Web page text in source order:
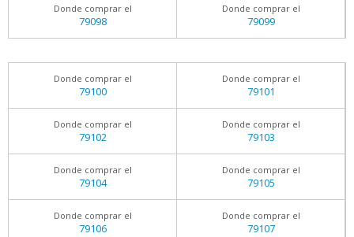
Donde comprar el
79098
Donde comprar el
79099
Donde comprar el
79100
Donde comprar el
79101
Donde comprar el
79102
Donde comprar el
79103
Donde comprar el
79104
Donde comprar el
79105
Donde comprar el
79106
Donde comprar el
79107